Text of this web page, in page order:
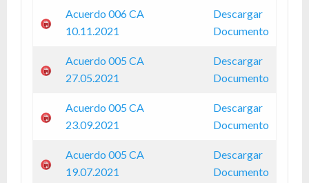
Acuerdo 006 CA
10.11.2021
Descargar
Documento
Acuerdo 005 CA
27.05.2021
Descargar
Documento
Acuerdo 005 CA
23.09.2021
Descargar
Documento
Acuerdo 005 CA
19.07.2021
Descargar
Documento